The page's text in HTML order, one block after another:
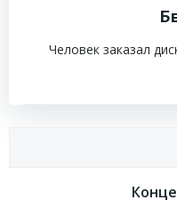
Человек заказал